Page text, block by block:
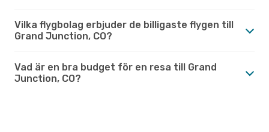
Vilka flygbolag erbjuder de billigaste flygen till
Grand Junction, CO?
Vad är en bra budget för en resa till Grand
Junction, CO?